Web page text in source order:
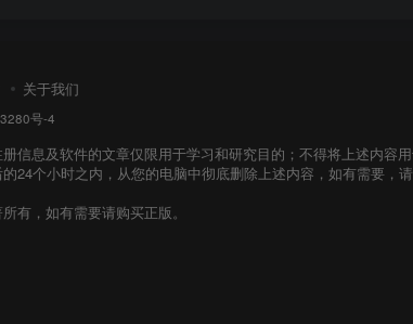
关于我们
号-4
信息及软件的文章仅限用于学习和研究目的；不得将上述内容
个小时之内，从您的电脑中彻底删除上述内容，如有需要，请
有，如有需要请购买正版。